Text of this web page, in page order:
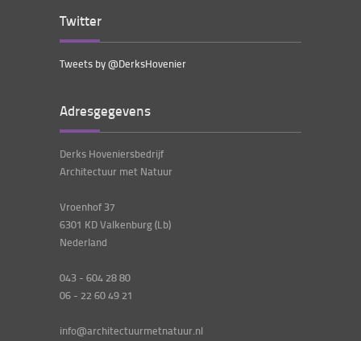
Twitter
Tweets by @DerksHovenier
Adresgegevens
Derks Hoveniersbedrijf
Architectuur met Natuur
Vroenhof 37
6301 KD Valkenburg (Lb)
Nederland
043 - 604 28 80
06 - 22 60 49 21
info@architectuurmetnatuur.nl